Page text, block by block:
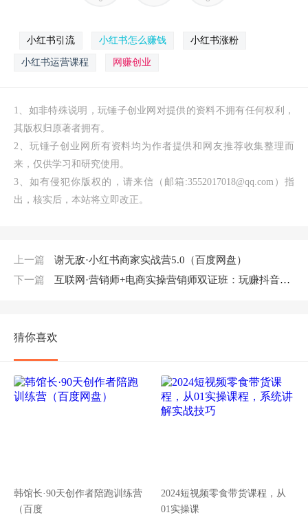
小红书引流 小红书怎么赚钱 小红书涨粉
小红书运营课程 网赚创业
1、如非特殊说明，玩锤子创业网对提供的资料不拥有任何权利，
其版权归原著者拥有。
2、玩锤子创业网所有资料均为作者提供和网友推荐收集整理而
来，仅供学习和研究使用。
3、如有侵犯你版权的，请来信（邮箱:3552017018@qq.com）指
出，核实后，本站将立即改正。
上一篇
谢无敌·小红书商家实战营5.0（百度网盘）
下一篇
互联网·营销师+电商实操营销师双证班：玩赚抖音短视频+直播就听这门课
猜你喜欢
韩馆长·90天创作者陪跑训练营
（百度
2024短视频零食带货课程，从
01实操课